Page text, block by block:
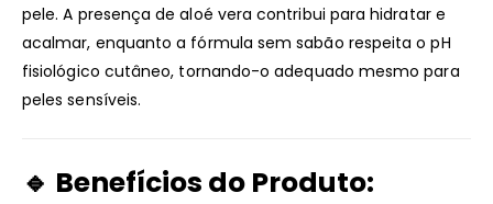
pele. A presença de aloé vera contribui para hidratar e
acalmar, enquanto a fórmula sem sabão respeita o pH
fisiológico cutâneo, tornando-o adequado mesmo para
peles sensíveis.
🔹 Benefícios do Produto: